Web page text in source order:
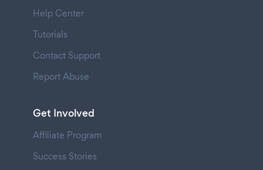
Help Center
Tutorials
Contact Support
Report Abuse
Get Involved
Affiliate Program
Success Stories